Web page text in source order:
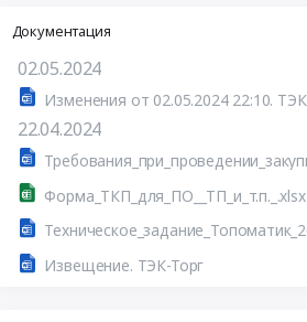
Документация
02.05.2024
22.04.2024
Форма_ТКП_для_ПО__ТП_и_т.п._.xlsx
Извещение. ТЭК-Торг